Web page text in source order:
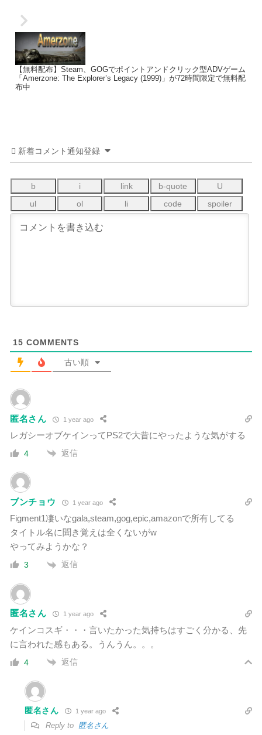
【無料配布】Steam、GOGでポイントアンドクリック型ADVゲーム
「Amerzone: The Explorer’s Legacy (1999)」が72時間限定で無料配
布中
新着コメント通知登録
15 COMMENTS
古い順
匿名さん 1 year ago
レガシーオブケインってPS2で大昔にやったような気がする
4 返信
ブンチョウ 1 year ago
Figment1凄いなgala,steam,gog,epic,amazonで所有してる
タイトル名に聞き覚えは全くないがw
やってみようかな？
3 返信
匿名さん 1 year ago
ケインコスギ・・・言いたかった気持ちはすごく分かる、先
に言われた感もある。うんうん。。。
4 返信
匿名さん 1 year ago
Reply to 匿名さん